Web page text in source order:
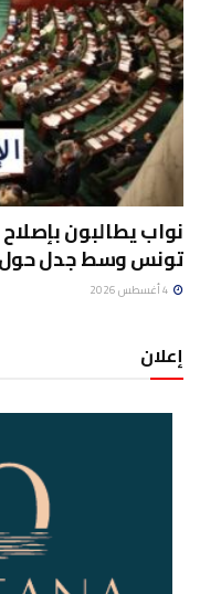
نواب يطالبون
تونس وسط جدل حول
إعلان